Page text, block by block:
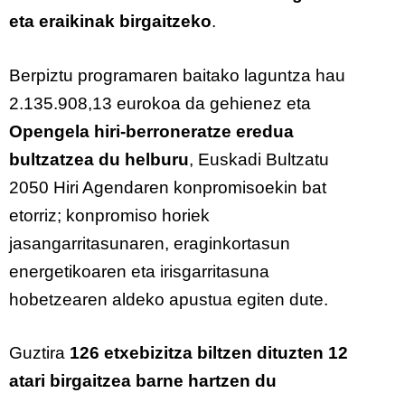
eta eraikinak birgaitzeko.
Berpiztu programaren baitako laguntza hau
2.135.908,13 eurokoa da gehienez eta
Opengela hiri-berroneratze eredua
bultzatzea du helburu, Euskadi Bultzatu
2050 Hiri Agendaren konpromisoekin bat
etorriz; konpromiso horiek
jasangarritasunaren, eraginkortasun
energetikoaren eta irisgarritasuna
hobetzearen aldeko apustua egiten dute.
Guztira 126 etxebizitza biltzen dituzten 12
atari birgaitzea barne hartzen du